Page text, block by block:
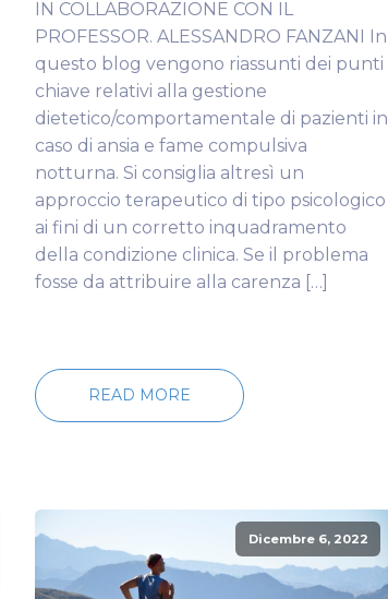
IN COLLABORAZIONE CON IL
PROFESSOR. ALESSANDRO FANZANI In
questo blog vengono riassunti dei punti
chiave relativi alla gestione
dietetico/comportamentale di pazienti in
caso di ansia e fame compulsiva
notturna. Si consiglia altresì un
approccio terapeutico di tipo psicologico
ai fini di un corretto inquadramento
della condizione clinica. Se il problema
fosse da attribuire alla carenza […]
READ MORE
Dicembre 6, 2022